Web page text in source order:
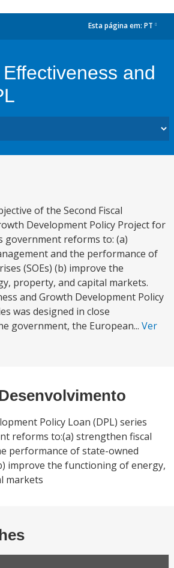
Esta página em: PT
and
of the Second Fiscal
Development Policy Project for
government reforms to: (a)
and the performance of
(SOEs) (b) improve the
property, and capital markets.
and Growth Development Policy
was designed in close
government, the European... Ver
Policy Loan (DPL) series
reforms to:(a) strengthen fiscal
performance of state-owned
improve the functioning of energy,
markets